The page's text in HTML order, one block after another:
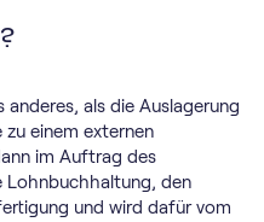
als die Auslagerung
zu einem externen
im Auftrag des
Lohnbuchhaltung, den
und wird dafür vom